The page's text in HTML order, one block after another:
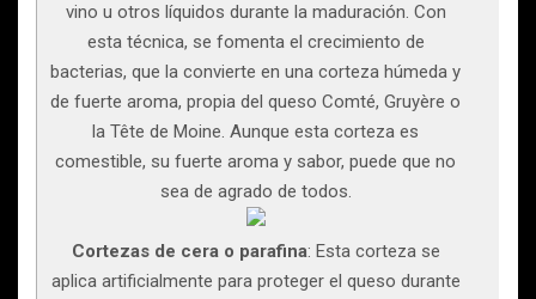
vino u otros líquidos durante la maduración. Con
esta técnica, se fomenta el crecimiento de
bacterias, que la convierte en una corteza húmeda y
de fuerte aroma, propia del queso Comté, Gruyère o
la Tête de Moine. Aunque esta corteza es
comestible, su fuerte aroma y sabor, puede que no
sea de agrado de todos.
Cortezas de cera o parafina: Esta corteza se
aplica artificialmente para proteger el queso durante